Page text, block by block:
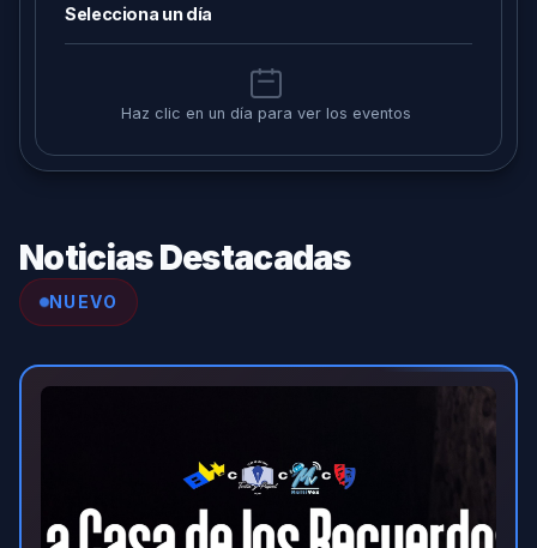
Selecciona un día
Haz clic en un día para ver los eventos
Noticias Destacadas
NUEVO